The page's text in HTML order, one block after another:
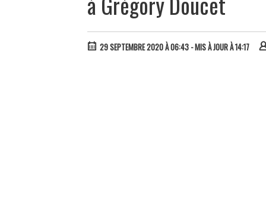
29 SEPTEMBRE 2020 À 06:43 - MIS À JOUR À 14:17